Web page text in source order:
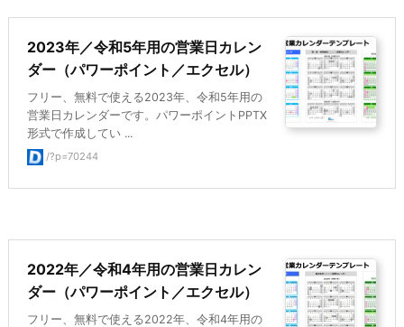
2023年／令和5年用の営業日カレン
ダー（パワーポイント／エクセル）
フリー、無料で使える2023年、令和5年用の
営業日カレンダーです。パワーポイントPPTX
形式で作成してい ...
/?p=70244
2022年／令和4年用の営業日カレン
ダー（パワーポイント／エクセル）
フリー、無料で使える2022年、令和4年用の